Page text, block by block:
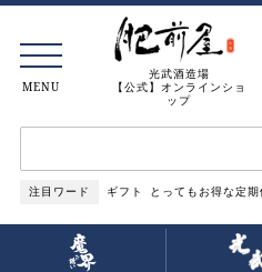
光武酒造場
【公式】オンラインショ
ップ
注目ワード ギフト とってもお得な定期
MENU